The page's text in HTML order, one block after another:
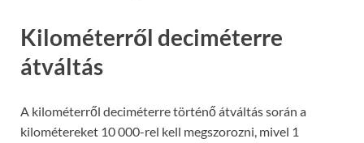
Kilométerről deciméterre
átváltás
A kilométerről deciméterre történő átváltás során a
kilométereket 10 000-rel kell megszorozni, mivel 1